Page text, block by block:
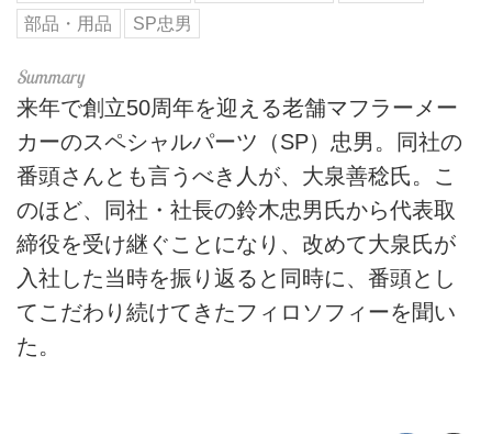
部品・用品
SP忠男
来年で創立50周年を迎える老舗マフラーメー
カーのスペシャルパーツ（SP）忠男。同社の
番頭さんとも言うべき人が、大泉善稔氏。こ
のほど、同社・社長の鈴木忠男氏から代表取
締役を受け継ぐことになり、改めて大泉氏が
入社した当時を振り返ると同時に、番頭とし
てこだわり続けてきたフィロソフィーを聞い
た。